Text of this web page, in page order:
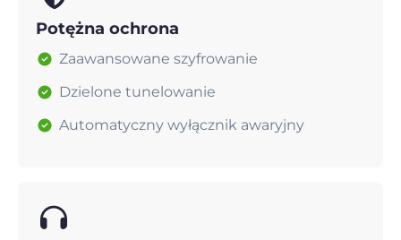
Potężna ochrona
Zaawansowane szyfrowanie
Dzielone tunelowanie
Automatyczny wyłącznik awaryjny